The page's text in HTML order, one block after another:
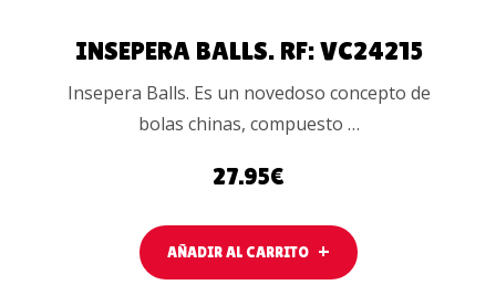
INSEPERA BALLS. RF: VC24215
Insepera Balls. Es un novedoso concepto de
bolas chinas, compuesto …
27.95€
AÑADIR AL CARRITO